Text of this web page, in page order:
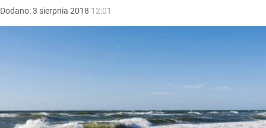
Dodano:3 sierpnia 2018 12:01